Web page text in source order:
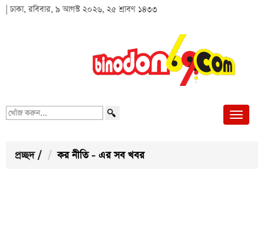
| ঢাকা, রবিবার, ৯ আগস্ট ২০২৬, ২৫ শ্রাবণ ১৪৩৩
খোঁজ
প্রচ্ছদ / কর নীতি - এর সব খবর